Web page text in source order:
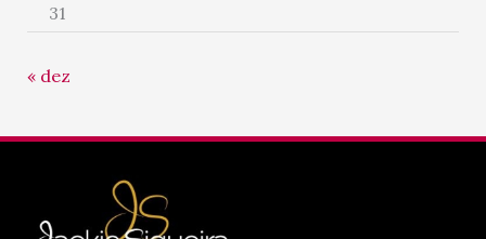
31
« dez